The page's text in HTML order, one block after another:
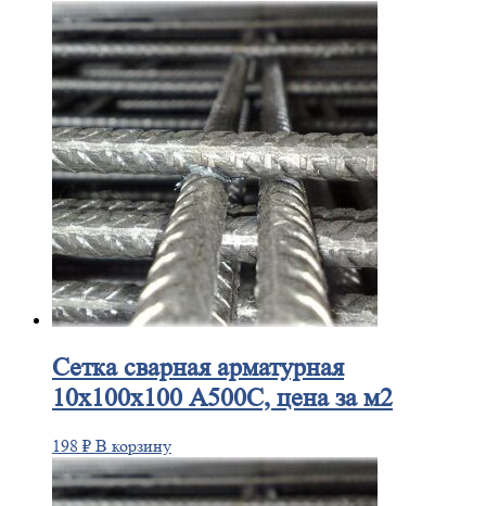
Сеткасварная арматурная
10х100х100 А500С, цена за м2
198 ₽ В корзину